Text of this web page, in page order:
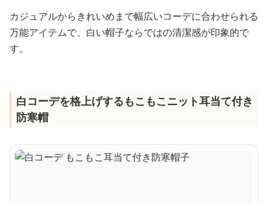
カジュアルからきれいめまで幅広いコーデに合わせられる
万能アイテムで、白い帽子ならではの清潔感が印象的で
す。
白コーデを格上げするもこもこニット耳当て付き
防寒帽